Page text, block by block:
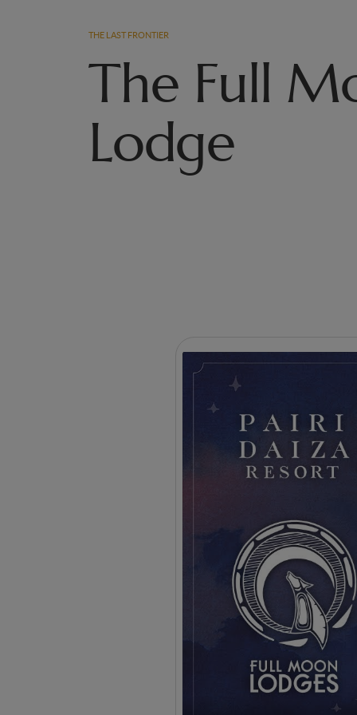
THE LAST FRONTIER
The Full
Lodge